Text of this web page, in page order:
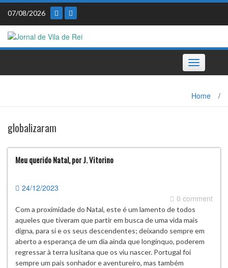
Skip
content
07/08/2026
Toggle
navigation
Home /
globalizaram
Meu querido Natal, por J. Vitorino
24/12/2023
0 comment
Com a proximidade do Natal, este é um lamento de todos
aqueles que tiveram que partir em busca de uma vida mais
digna, para si e os seus descendentes; deixando sempre em
aberto a esperança de um dia ainda que longínquo, poderem
regressar à terra lusitana que os viu nascer. Portugal foi
sempre um país sonhador e aventureiro, mas também